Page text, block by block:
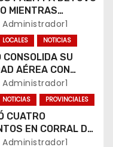
MIENTRAS
COCAÍNA Y
UNA PLAZA
Administrador1
LOCALES NOTICIAS
CONSOLIDA SU
AÉREA CON
SEMANALES A
Administrador1
NOTICIAS PROVINCIALES
CUATRO
EN CORRAL DE
Administrador1